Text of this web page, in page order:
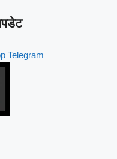
Telegram